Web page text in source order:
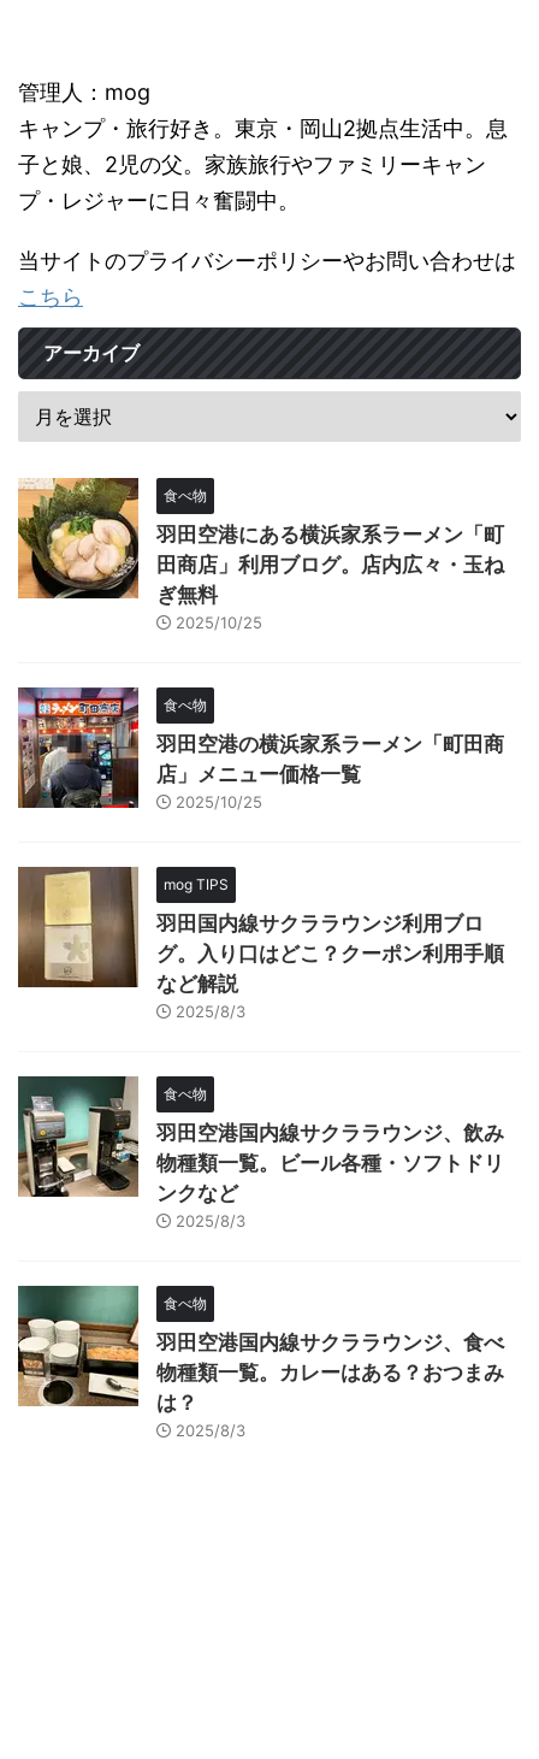
管理人：mog
キャンプ・旅行好き。東京・岡山2拠点生活中。息
子と娘、2児の父。家族旅行やファミリーキャン
プ・レジャーに日々奮闘中。
当サイトのプライバシーポリシーやお問い合わせは
こちら
アーカイブ
食べ物
羽田空港にある横浜家系ラーメン「町
田商店」利用ブログ。店内広々・玉ね
ぎ無料
2025/10/25
食べ物
羽田空港の横浜家系ラーメン「町田商
店」メニュー価格一覧
2025/10/25
mog TIPS
羽田国内線サクララウンジ利用ブロ
グ。入り口はどこ？クーポン利用手順
など解説
2025/8/3
食べ物
羽田空港国内線サクララウンジ、飲み
物種類一覧。ビール各種・ソフトドリ
ンクなど
2025/8/3
食べ物
羽田空港国内線サクララウンジ、食べ
物種類一覧。カレーはある？おつまみ
は？
2025/8/3